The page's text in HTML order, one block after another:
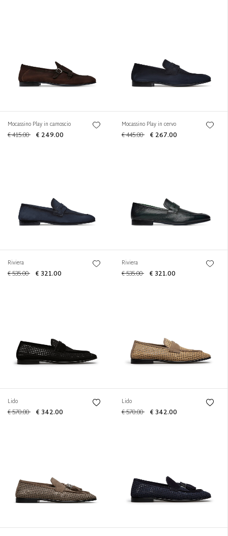
Mocassino Play in camoscio
€ 415.00 € 249.00
Mocassino Play in cervo
€ 445.00 € 267.00
Riviera
€ 535.00 € 321.00
Riviera
€ 535.00 € 321.00
Lido
€ 570.00 € 342.00
Lido
€ 570.00 € 342.00